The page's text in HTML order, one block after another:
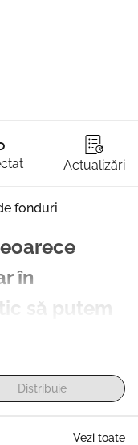
Actualizări
fonduri
în
să putem
nu este
Cu banii pe
Distribuie
Vezi toate